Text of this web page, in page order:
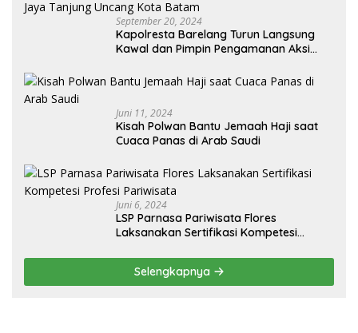
September 20, 2024
Kapolresta Barelang Turun Langsung
Kawal dan Pimpin Pengamanan Aksi
Jaya Tanjung Uncang Kota Batam
Juni 11, 2024
Kisah Polwan Bantu Jemaah Haji saat
Cuaca Panas di Arab Saudi
Juni 6, 2024
LSP Parnasa Pariwisata Flores
Laksanakan Sertifikasi Kompetesi
Selengkapnya